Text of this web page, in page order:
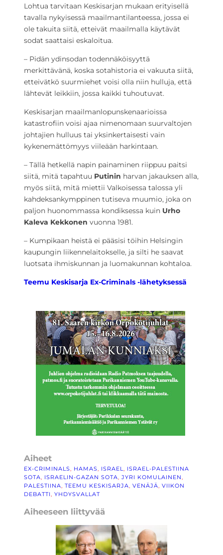
Lohtua tarvitaan Keskisarjan mukaan erityisellä
tavalla nykyisessä maailmantilanteessa, jossa ei
ole takuita siitä, etteivät maailmalla käytävät
sodat saattaisi eskaloitua.
– Pidän ydinsodan todennäköisyyttä
merkittävänä, koska sotahistoria ei vakuuta siitä,
etteivätkö suurmiehet voisi olla niin hulluja, että
lähtevät leikkiin, jossa kaikki tuhoutuvat.
Keskisarjan maailmanlopunskenaarioissa
katastrofiin voisi ajaa nimenomaan suurvaltojen
johtajien hulluus tai yksinkertaisesti vain
kykenemättömyys viileään harkintaan.
– Tällä hetkellä napin painaminen riippuu paitsi
siitä, mitä tapahtuu Putinin harvan jakauksen alla,
myös siitä, mitä miettii Valkoisessa talossa yli
kahdeksankymppinen tutiseva muumio, joka on
paljon huonommassa kondiksessa kuin Urho
Kaleva Kekkonen vuonna 1981.
– Kumpikaan heistä ei pääsisi töihin Helsingin
kaupungin liikennelaitokselle, ja silti he saavat
luotsata ihmiskunnan ja luomakunnan kohtaloa.
Teemu Keskisarja Ex-Criminals -lähetyksessä
Aiheet
EX-CRIMINALS, HAMAS, ISRAEL, ISRAEL-PALESTIINA
SOTA, ISRAELIN-GAZAN SOTA, JYRI KOMULAINEN
PALESTIINA, TEEMU KESKISARJA, VENÄJÄ, VIIKON
DEBATTI, YHDYSVALLAT
Aiheeseen liittyvää